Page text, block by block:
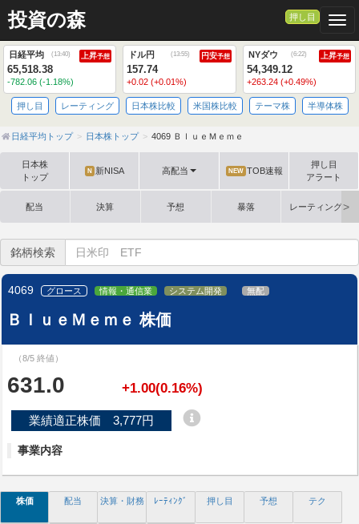
投資の森 押し目
日経平均 (13:40) 上昇予想
65,518.38
-782.06 (-1.18%)
ドル円 (13:55) 円安予想
157.74
+0.02 (+0.01%)
NYダウ (6:22) 上昇予想
54,349.12
+263.24 (+0.49%)
押し目 レーティング 日本株比較 米国株比較 テーマ株 半導体株
日経平均トップ 日本株トップ 4069 ＢｌｕｅＭｅｍｅ
日本株
トップ
N 新NISA 高配当 NEW TOB速報
押し目
アラート
配当 決算 予想 暴落 レーティング格
銘柄検索
4069 グロース 情報・通信業 システム開発 無配
ＢｌｕｅＭｅｍｅ 株価
（8/5 終値）
631.0 +1.00(0.16%)
業績適正株価 3,777円
事業内容
株価 配当 決算・財務 ﾚｰﾃｨﾝｸﾞ 押し目 予想 テク